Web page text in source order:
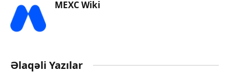
MEXC Wiki
Əlaqəli Yazılar